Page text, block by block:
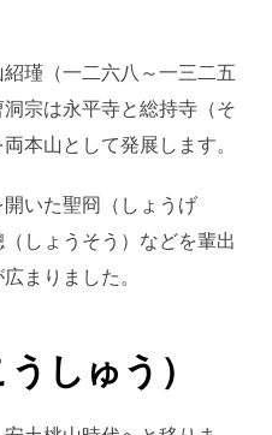
瑾（一二六八～一三二五
宗は永平寺と総持寺（そ
本山として発展します。
いた聖冏（しょうげ
しょうそう）などを輩出
まりました。
しゅう）